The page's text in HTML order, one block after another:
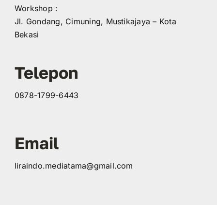
Workshop :
Jl. Gondang, Cimuning, Mustikajaya – Kota
Bekasi
Telepon
0878-1799-6443
Email
liraindo.mediatama@gmail.com